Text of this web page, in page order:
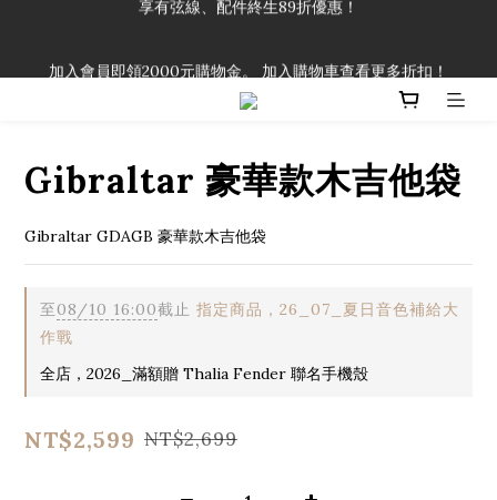
Gibraltar 豪華款木吉他袋
Gibraltar GDAGB 豪華款木吉他袋
至08/10 16:00截止 指定商品，26_07_夏日音色補給大
作戰
全店，2026_滿額贈 Thalia Fender 聯名手機殼
NT$2,599 NT$2,699